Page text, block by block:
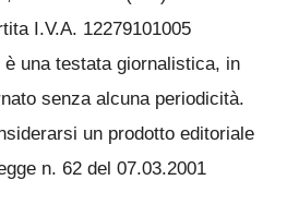
I.V.A. 12279101005
una testata giornalistica, in
senza alcuna periodicità.
un prodotto editoriale
n. 62 del 07.03.2001